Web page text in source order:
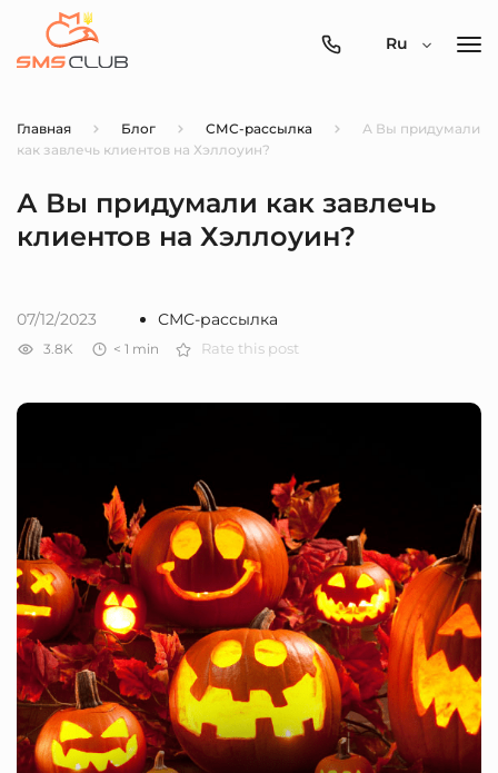
0800-
Ru
Главная Блог СМС-рассылка
А Вы придумали
как завлечь клиентов на Хэллоуин?
А Вы придумали как завлечь
клиентов на Хэллоуин?
07/12/2023 СМС-рассылка
3.8K < 1 min Rate this post